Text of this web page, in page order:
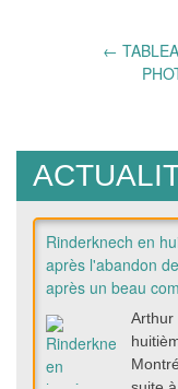
←
Rinderknech en
après l'abandon
après un beau
Arthur